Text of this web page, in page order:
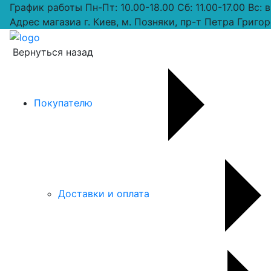
График работы Пн-Пт: 10.00-18.00 Сб: 11.00-17.00 Вс:
Адрес магазиа г. Киев, м. Позняки, пр-т Петра
Вернуться назад
Покупателю
Доставки и оплата